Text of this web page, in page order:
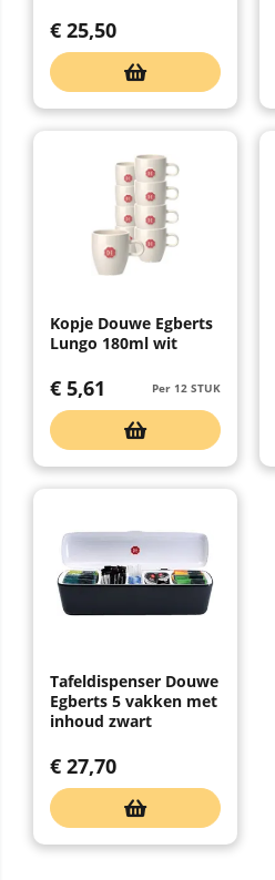
€ 25,50
Kopje Douwe Egberts
Lungo 180ml wit
Per 12 STUK
€ 5,61
Tafeldispenser Douwe
Egberts 5 vakken met
inhoud zwart
€ 27,70